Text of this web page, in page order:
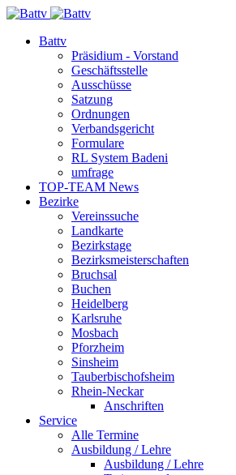
Battv
Präsidium - Vorstand
Geschäftsstelle
Ausschüsse
Satzung
Ordnungen
Verbandsgericht
Formulare
RL System Badeni
umfrage
TOP-TEAM News
Bezirke
Vereinssuche
Landkarte
Bezirkstage
Bezirksmeisterschaften
Bruchsal
Buchen
Heidelberg
Karlsruhe
Mosbach
Pforzheim
Sinsheim
Tauberbischofsheim
Rhein-Neckar
Anschriften
Service
Alle Termine
Ausbildung / Lehre
Ausbildung / Lehre